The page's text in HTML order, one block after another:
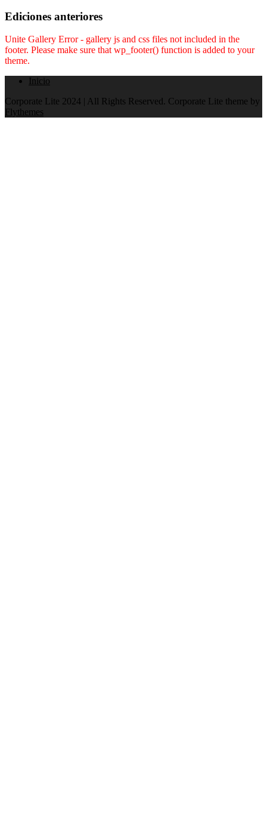
Ediciones anteriores
Unite Gallery Error - gallery js and css files not included in the
footer. Please make sure that wp_footer() function is added to your
theme.
Inicio
Corporate Lite 2024 | All Rights Reserved. Corporate Lite theme by
Flythemes